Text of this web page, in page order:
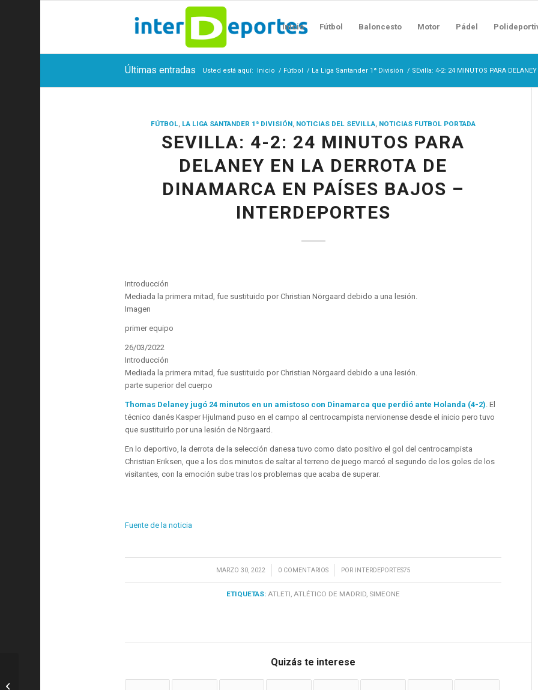
Inicio Fútbol Baloncesto Motor Pádel
Últimas entradas Usted está aquí: Inicio / Fútbol / La Liga Santander 1ª División / SEvilla: 4-2: 24 MINUTOS PARA
FÚTBOL, LA LIGA SANTANDER 1ª DIVISIÓN, NOTICIAS DEL SEVILLA, NOTICIAS FUTBOL PORTADA
SEVILLA: 4-2: 24 MINUTOS PARA
DELANEY EN LA DERROTA DE
DINAMARCA EN PAÍSES BAJOS –
INTERDEPORTES
Introducción
Mediada la primera mitad, fue sustituido por Christian Nörgaard debido a una lesión.
Imagen
primer equipo
26/03/2022
Introducción
Mediada la primera mitad, fue sustituido por Christian Nörgaard debido a una lesión.
parte superior del cuerpo
Thomas Delaney jugó 24 minutos en un amistoso con Dinamarca que perdió ante Holanda (4-2). El
técnico danés Kasper Hjulmand puso en el campo al centrocampista nervionense desde el inicio pero tuvo
que sustituirlo por una lesión de Nörgaard.
En lo deportivo, la derrota de la selección danesa tuvo como dato positivo el gol del centrocampista
Christian Eriksen, que a los dos minutos de saltar al terreno de juego marcó el segundo de los goles de los
visitantes, con la emoción sube tras los problemas que acaba de superar.
Fuente de la noticia
MARZO 30, 2022
/ 0 COMENTARIOS
/ POR INTERDEPORTES75
ETIQUETAS: ATLETI,ATLÉTICO DE MADRID, SIMEONE
Quizás te interese